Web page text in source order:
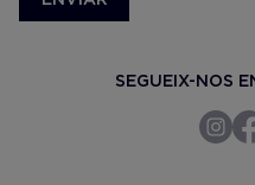
SEGUEIX-NOS